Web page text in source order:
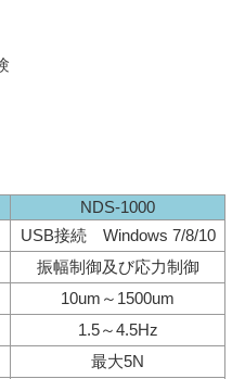
NDS-1000
USB接続 Windows 7/8/10
振幅制御及び応力制御
10um～1500um
1.5～4.5Hz
最大5N